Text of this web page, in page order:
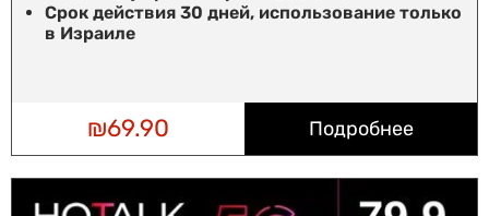
Срок действия 30 дней, использование только
в Израиле
₪69.90 Подробнее